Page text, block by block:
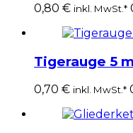
0,80 € inkl. MwSt.*
Tigerauge 5
0,70 € inkl. MwSt.*